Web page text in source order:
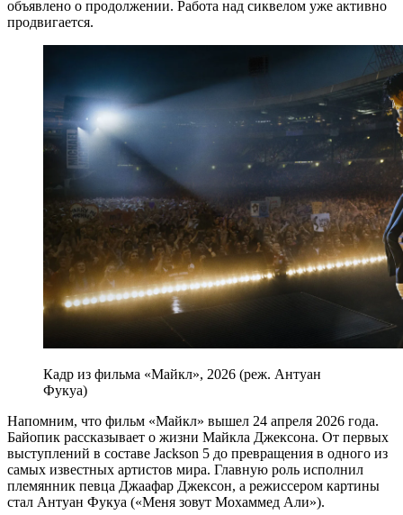
объявлено о продолжении. Работа над сиквелом уже активно
продвигается.
Кадр из фильма «Майкл», 2026 (реж. Антуан
Фукуа)
Напомним, что фильм «Майкл» вышел 24 апреля 2026 года.
Байопик рассказывает о жизни Майкла Джексона. От первых
выступлений в составе Jackson 5 до превращения в одного из
самых известных артистов мира. Главную роль исполнил
племянник певца Джаафар Джексон, а режиссером картины
стал Антуан Фукуа («Меня зовут Мохаммед Али»).